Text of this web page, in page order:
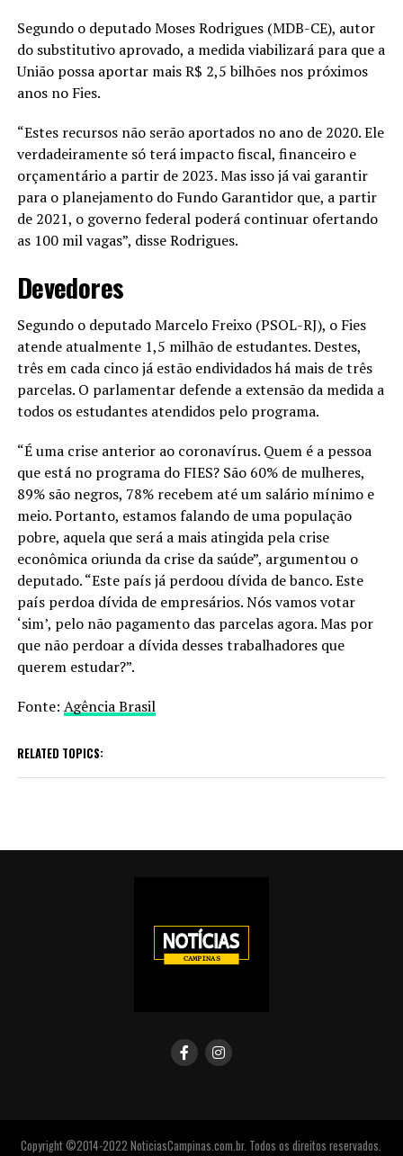
Segundo o deputado Moses Rodrigues (MDB-CE), autor
do substitutivo aprovado, a medida viabilizará para que a
União possa aportar mais R$ 2,5 bilhões nos próximos
anos no Fies.
“Estes recursos não serão aportados no ano de 2020. Ele
verdadeiramente só terá impacto fiscal, financeiro e
orçamentário a partir de 2023. Mas isso já vai garantir
para o planejamento do Fundo Garantidor que, a partir
de 2021, o governo federal poderá continuar ofertando
as 100 mil vagas”, disse Rodrigues.
Devedores
Segundo o deputado Marcelo Freixo (PSOL-RJ), o Fies
atende atualmente 1,5 milhão de estudantes. Destes,
três em cada cinco já estão endividados há mais de três
parcelas. O parlamentar defende a extensão da medida a
todos os estudantes atendidos pelo programa.
“É uma crise anterior ao coronavírus. Quem é a pessoa
que está no programa do FIES? São 60% de mulheres,
89% são negros, 78% recebem até um salário mínimo e
meio. Portanto, estamos falando de uma população
pobre, aquela que será a mais atingida pela crise
econômica oriunda da crise da saúde”, argumentou o
deputado. “Este país já perdoou dívida de banco. Este
país perdoa dívida de empresários. Nós vamos votar
‘sim’, pelo não pagamento das parcelas agora. Mas por
que não perdoar a dívida desses trabalhadores que
querem estudar?”.
Fonte: Agência Brasil
RELATED TOPICS:
Copyright ©2014-2022 NoticiasCampinas.com.br. Todos os direitos reservados.